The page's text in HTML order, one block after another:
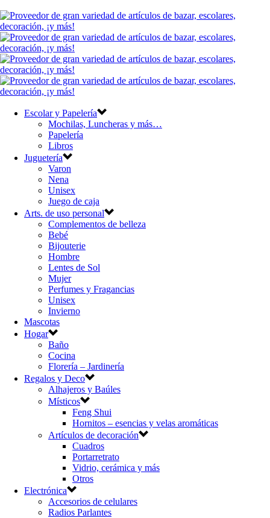
Escolar y Papelería
Mochilas, Luncheras y más…
Papelería
Libros
Juguetería
Varon
Nena
Unisex
Juego de caja
Arts. de uso personal
Complementos de belleza
Bebé
Bijouterie
Hombre
Lentes de Sol
Mujer
Perfumes y Fragancias
Unisex
Invierno
Mascotas
Hogar
Baño
Cocina
Florería – Jardinería
Regalos y Deco
Alhajeros y Baúles
Místicos
Feng Shui
Hornitos – esencias y velas aromáticas
Artículos de decoración
Cuadros
Portarretrato
Vidrio, cerámica y más
Otros
Electrónica
Accesorios de celulares
Radios Parlantes